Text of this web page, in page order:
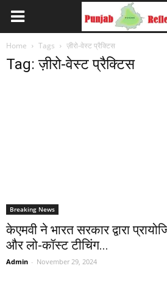
Home Tags ज़ीरो-वेस्ट प्रैक्टिस
Tag: ज़ीरो-वेस्ट प्रैक्टिस
Breaking News
केएमवी ने भारत सरकार द्वारा
और लो-कॉस्ट टीचिंग...
Admin - November 29, 2024